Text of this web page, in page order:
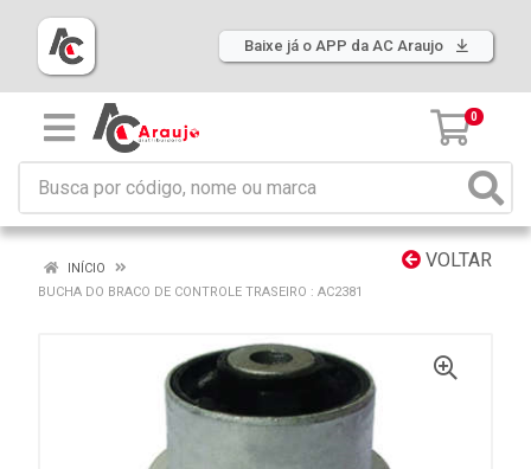
Baixe já o APP da AC Araujo
0
VOLTAR
INÍCIO
BUCHA DO BRACO DE CONTROLE TRASEIRO : AC2381